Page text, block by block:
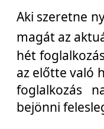
Aki szeretne
magát az
hét
az előtte való
foglalkozás
bejönni